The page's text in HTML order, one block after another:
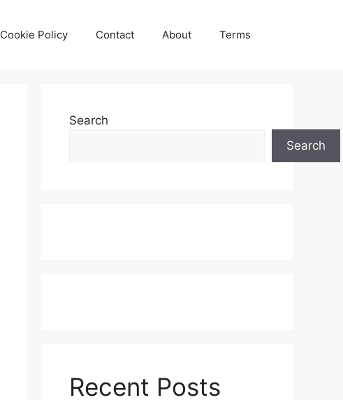
Cookie Policy Contact About Terms
Search
Search
Recent Posts